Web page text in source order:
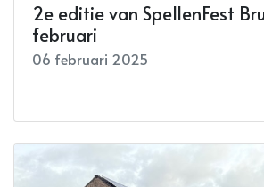
2e editie van SpellenFest
februari
06 februari 2025